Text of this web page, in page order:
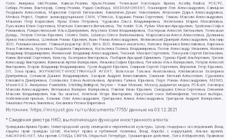
Голос Америки, Idel.Реалии, Кавказ.Реалии, Крым.Реалии, Телеканал Настоящее Время, Azatliq Radiosi, PCE/PC,
Сибирь.Реалии, Фактограф, Север.Реалии, Радио Свобода, MEDIUM-ORIENT, Пономарев Лев Александрович, Савицкая
Людмила Алексеевна, Маркелов Сергей Евгеньевич, Камалягин Денис Николаевич, Апахончич Дарья Александровна,
Medusa Project, Первое антикоррупционное СМИ, VTimes.io, Баданин Роман Сергеевич, Гликин Максим Александрович,
Маняхин Петр Борисович, Ярош Юлия Петровна, Чуракова Ольга Владимировна, Железнова Мария Михайловна,
Лукьянова Юлия Сергеевна, Маетная Елизавета Витальевна, The Insider SIA, Рубин Михаил Аркадьевич, Гройсман Софья
Романовна, Рождественский Илья Дмитриевич, Апухтина Юлия Владимировна, Постернак Алексей Евгеньевич, Телеканал
Дождь, Петров Степан Юрьевич, Istories fonds, Шмагун Олеся Валентиновна, Мароховская Алеся Алексеевна, Долинина
Ирина Николаевна, Шлейнов Роман Юрьевич, Анин Роман Александрович, Великовский Дмитрий Александрович, Альтаир
2021, Ромашки монолит, Главный редактор 2021, Вега 2021, Важные иноагенты, Каткова Вероника Вячеславовна, Карезина
Инна Павловна, Кузьмина Людмила Гавриловна, Костылева Полина Владимировна, Лютов Александр Иванович, Жилкин
Владимир Владимирович, Жилинский Владимир Александрович, Тихонов Михаил Сергеевич, Пискунов Сергей Евгеньевич,
Ковин Виталий Сергеевич, Кильтау Екатерина Викторовна, Любарев Аркадий Ефимович, Гурман Юрий Альбертович, Грезев
Александр Викторович, Важенков Артем Валерьевич, Иванова София Юрьевна, Пигалкин Илья Валерьевич, Петров Алексей
Викторович, Егоров Владимир Владимирович, Гусев Андрей Юрьевич, Смирнов Сергей Сергеевич, Верзилов Петр Юрьевич,
ЗП, Зона права, ЖУРНАЛИСТ-ИНОСТРАННЫЙ АГЕНТ, Вольтская Татьяна Анатольевна, Клепиковская Екатерина
Дмитриевна, Сотников Даниил Владимирович, Захаров Андрей Вячеславович, Симонов Евгений Алексеевич, Сурначева
Елизавета Дмитриевна, Соловьева Елена Анатольевна, Арапова Галина Юрьевна, Перл Роман Александрович, МЕМО,
Mason G.E.S. Anonymous Foundation, Stichting Bellingcat, Якутия – Наше Мнение, Москоу диджитал медиа, РС-Балт, Заговора
Максим Александрович, Ветошкина Валерия Валерьевна, Павлов Иван Юрьевич, Скворцова Елена Сергеевна, Оленичев
Максим Владимирович, Как бы инагент, Кочетков Игорь Викторович, Иркутский союз библиофилов, Честные выборы,
Нобелевский призыв, Еланчик Олег Александрович, Григорьева Алина Александровна, Григорьев Андрей Валерьевич ,
Гималова Регина Эмилевна, Хисамова Регина Фаритовна
Источник: https://minjust.gov.ru/ru/documents/7755/данные на 03.12.2021
* Сведения реестра НКО, выполняющих функции иностранного агента:
Гражданин.Армия.Право, Нижегородский центр немецкой и европейской культуры, Центр гендерных исследований, Фонд
защиты прав граждан Штаб, Институт права и публичной политики, Фонд борьбы с коррупцией, Альянс врачей,
НАСИЛИЮ.НЕТ, Мы против СПИДа, СВЕЧА, Открытый Петербург, Гуманитарное действие, Лига Избирателей, Правовая